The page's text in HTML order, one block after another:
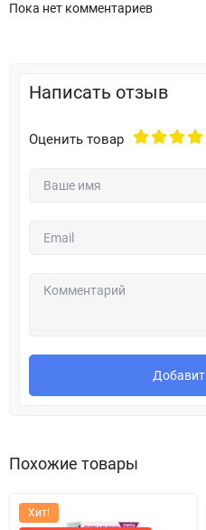
Пока нет комментариев
Написать отзыв
Оценить товар
Похожие товары
Хит!